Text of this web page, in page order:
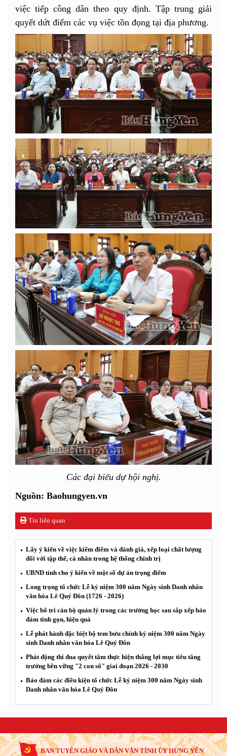
việc tiếp công dân theo quy định. Tập trung giải
quyết dứt điểm các vụ việc tồn đọng tại địa phương.
Các đại biểu dự hội nghị.
Nguồn: Baohungyen.vn
Tin liên quan
Lấy ý kiến về việc kiểm điểm và đánh giá, xếp loại chất lượng
đối với tập thể, cá nhân trong hệ thống chính trị
UBND tỉnh cho ý kiến về một số dự án trọng điểm
Long trọng tổ chức Lễ kỷ niệm 300 năm Ngày sinh Danh nhân
văn hóa Lê Quý Đôn (1726 - 2026)
Việc bố trí cán bộ quản lý trong các trường học sau sắp xếp bảo
đảm tinh gọn, hiệu quả
Lễ phát hành đặc biệt bộ tem bưu chính kỷ niệm 300 năm Ngày
sinh Danh nhân văn hóa Lê Quý Đôn
Phát động thi đua quyết tâm thực hiện thắng lợi mục tiêu tăng
trưởng bền vững "2 con số" giai đoạn 2026 - 2030
Bảo đảm các điều kiện tổ chức Lễ kỷ niệm 300 năm Ngày sinh
Danh nhân văn hóa Lê Quý Đôn
BAN TUYÊN GIÁO VÀ DÂN VẬN TỈNH ỦY HƯNG YÊN